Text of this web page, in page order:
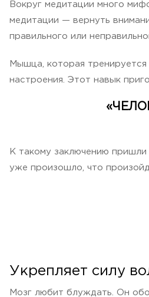
Вокруг медитации много
медитации — вернуть
правильного или
Мышца, которая
настроения. Этот навык
К такому заключению
уже произошло, что
Укрепляет силу
Мозг любит блуждать. Он